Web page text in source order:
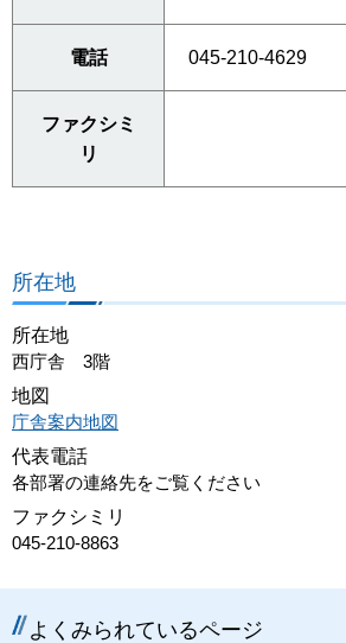
電話 045-210-4629
ファクシミ
リ
所在地
所在地
西庁舎 3階
地図
庁舎案内地図
代表電話
各部署の連絡先をご覧ください
ファクシミリ
045-210-8863
よくみられているページ